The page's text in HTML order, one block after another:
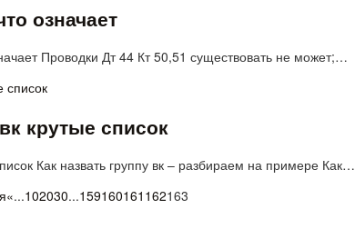
означает
Проводки Дт 44 Кт 50,51 существовать не может;…
крутые список
Как назвать группу вк – разбираем на примере Как…
«...102030...159160161 162163